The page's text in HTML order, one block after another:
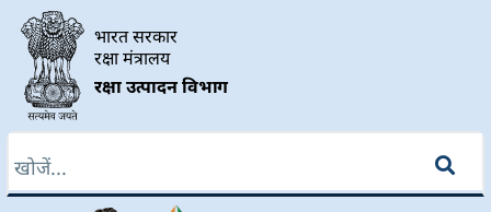
Skip to main content
भारत सरकार
रक्षा मंत्रालय
रक्षा उत्पादन विभाग